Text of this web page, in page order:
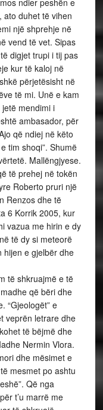
ndier peshën e
ato duhet të vihen
një shprehje në
vend të vet. Sipas
digjet trupi i tij pas
kur të kaloj në
përjetësisht në
të mi. Unë e kam
mendimi i
ambasador, për
që ndiej në këto
tim shoqi”. Shumë
Mallëngjyese.
të prehej në tokën
Roberto pruri një
Renzos dhe të
6 Korrik 2005, kur
vazua me hirin e dy
të dy si meteorë
hijen e gjelbër dhe
të shkruajmë e të
që bëri dhe
“Gjeologët” e
veprën letrare dhe
të bëjmë dhe
Nermin Vlora.
dhe mësimet e
mesmet po ashtu
Që nga
t’u marrë me